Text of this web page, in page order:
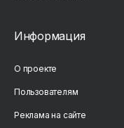
Информация
О проекте
Пользователям
Реклама на сайте